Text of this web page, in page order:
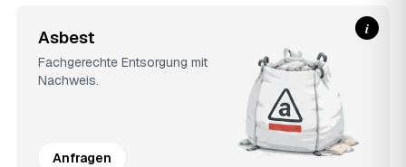
Asbest
Fachgerechte Entsorgung mit
Nachweis.
Anfragen
i